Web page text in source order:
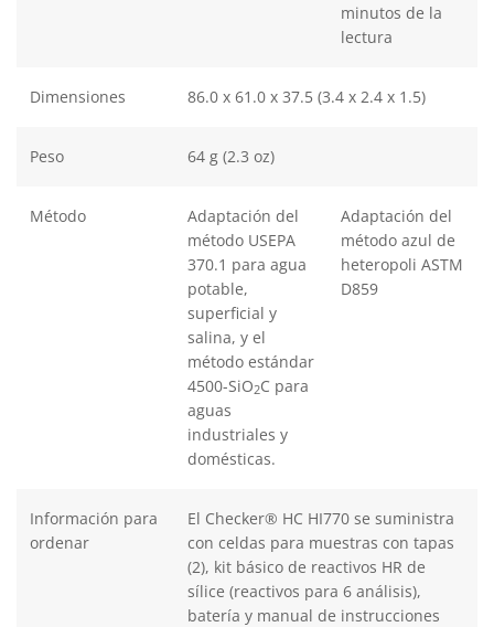
minutos de la
lectura
Dimensiones 86.0 x 61.0 x 37.5 (3.4 x 2.4 x 1.5)
Peso 64 g (2.3 oz)
Método
Adaptación del
método USEPA
370.1 para agua
potable,
superficial y
salina, y el
método estándar
4500-SiO2C para
aguas
industriales y
domésticas.
Adaptación del
método azul de
heteropoli ASTM
D859
Información para
ordenar
El Checker® HC HI770 se suministra
con celdas para muestras con tapas
(2), kit básico de reactivos HR de
sílice (reactivos para 6 análisis),
batería y manual de instrucciones